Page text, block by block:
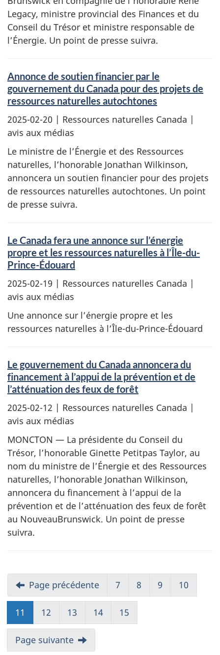
Legacy, ministre provincial des Finances et du
Conseil du Trésor et ministre responsable de
l’Énergie. Un point de presse suivra.
Annonce de soutien financier par le
gouvernement du Canada pour des projets de
ressources naturelles autochtones
2025-02-20 | Ressources naturelles Canada |
avis aux médias
Le ministre de l’Énergie et des Ressources
naturelles, l’honorable Jonathan Wilkinson,
annoncera un soutien financier pour des projets
de ressources naturelles autochtones. Un point
de presse suivra.
Le Canada fera une annonce sur l’énergie
propre et les ressources naturelles à l’Île-du-
Prince-Édouard
2025-02-19 | Ressources naturelles Canada |
avis aux médias
Une annonce sur l’énergie propre et les
ressources naturelles à l’Île-du-Prince-Édouard
Le gouvernement du Canada annoncera du
financement à l’appui de la prévention et de
l’atténuation des feux de forêt
2025-02-12 | Ressources naturelles Canada |
avis aux médias
MONCTON — La présidente du Conseil du
Trésor, l’honorable Ginette Petitpas Taylor, au
nom du ministre de l’Énergie et des Ressources
naturelles, l’honorable Jonathan Wilkinson,
annoncera du financement à l’appui de la
prévention et de l’atténuation des feux de forêt
au NouveauBrunswick. Un point de presse
suivra.
Page précédente 7 8 9 10
11 12 13 14 15
Page suivante